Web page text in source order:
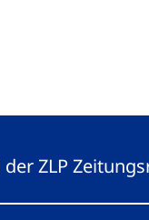
ZLP